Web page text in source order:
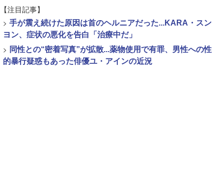
【注目記事】
> 手が震え続けた原因は首のヘルニアだった...KARA・スン
ヨン、症状の悪化を告白「治療中だ」
> 同性との“密着写真”が拡散...薬物使用で有罪、男性への性
的暴行疑惑もあった俳優ユ・アインの近況